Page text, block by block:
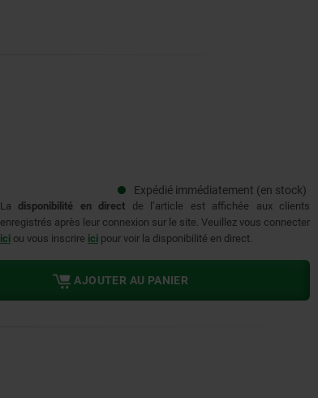
Expédié immédiatement (en stock)
La disponibilité en direct de l’article est affichée aux clients
enregistrés après leur connexion sur le site. Veuillez vous connecter
ici ou vous inscrire ici pour voir la disponibilité en direct.
AJOUTER AU PANIER